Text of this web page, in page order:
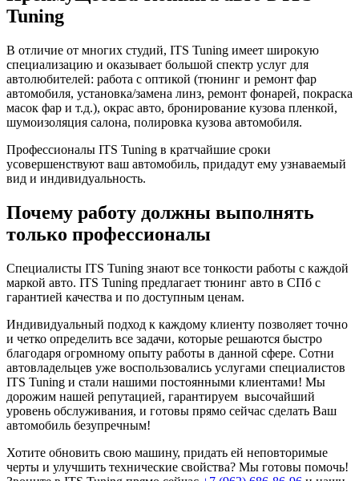
Tuning
В отличие от многих студий, ITS Tuning имеет широкую
специализацию и оказывает большой спектр услуг для
автолюбителей: работа с оптикой (тюнинг и ремонт фар
автомобиля, установка/замена линз, ремонт фонарей, покраска
масок фар и т.д.), окрас авто, бронирование кузова пленкой,
шумоизоляция салона, полировка кузова автомобиля.
Профессионалы ITS Tuning в кратчайшие сроки
усовершенствуют ваш автомобиль, придадут ему узнаваемый
вид и индивидуальность.
Почему работу должны выполнять
только профессионалы
Специалисты ITS Tuning знают все тонкости работы с каждой
маркой авто. ITS Tuning предлагает тюнинг авто в СПб с
гарантией качества и по доступным ценам.
Индивидуальный подход к каждому клиенту позволяет точно
и четко определить все задачи, которые решаются быстро
благодаря огромному опыту работы в данной сфере. Сотни
автовладельцев уже воспользовались услугами специалистов
ITS Tuning и стали нашими постоянными клиентами! Мы
дорожим нашей репутацией, гарантируем высочайший
уровень обслуживания, и готовы прямо сейчас сделать Ваш
автомобиль безупречным!
Хотите обновить свою машину, придать ей неповторимые
черты и улучшить технические свойства? Мы готовы помочь!